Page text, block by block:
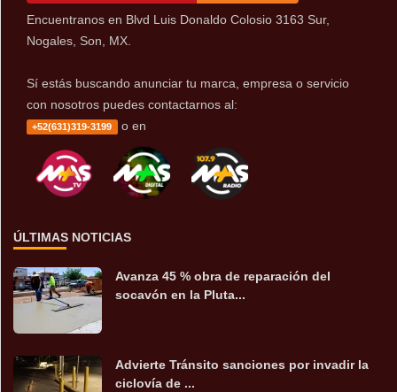
Encuentranos en Blvd Luis Donaldo Colosio 3163 Sur,
Nogales, Son, MX.
Sí estás buscando anunciar tu marca, empresa o servicio
con nosotros puedes contactarnos al:
+52(631)319-3199 o en
ÚLTIMAS NOTICIAS
Avanza 45 % obra de reparación del
socavón en la Pluta...
Advierte Tránsito sanciones por invadir la
ciclovía de ...